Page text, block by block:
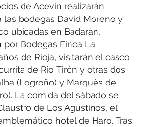
de Acevin realizarán
las bodegas David Moreno y
ubicadas en Badarán,
por Bodegas Finca La
de Rioja, visitarán el casco
de Río Tirón y otras dos
(Logroño) y Marqués de
La comida del sábado se
de Los Agustinos, el
hotel de Haro. Tras